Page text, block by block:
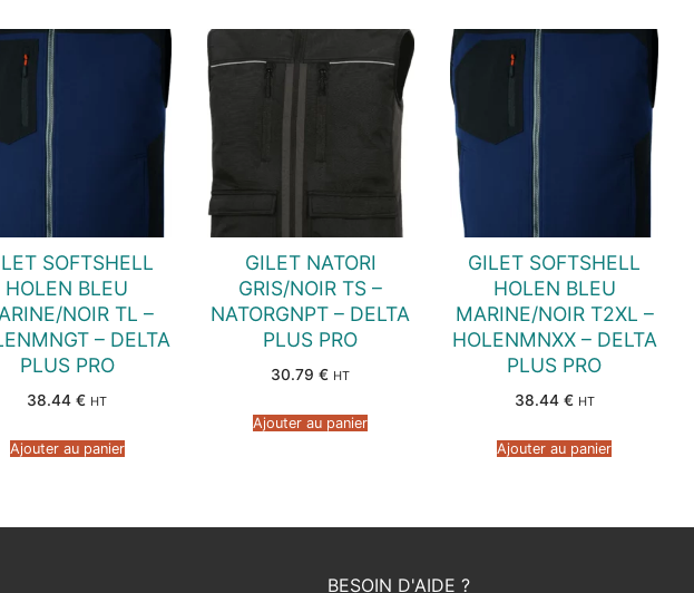
SOFTSHELL
HOLEN BLEU
NOIR TL –
– DELTA
PLUS PRO
38.44€ HT
Ajouter au panier
GILET NATORI
GRIS/NOIR TS –
NATORGNPT – DELTA
PLUS PRO
30.79€ HT
Ajouter au panier
GILET SOFTSHELL
HOLEN BLEU
MARINE/NOIR T2XL –
HOLENMNXX – DELTA
PLUS PRO
38.44 € HT
Ajouter au panier
BESOIN D'AIDE ?